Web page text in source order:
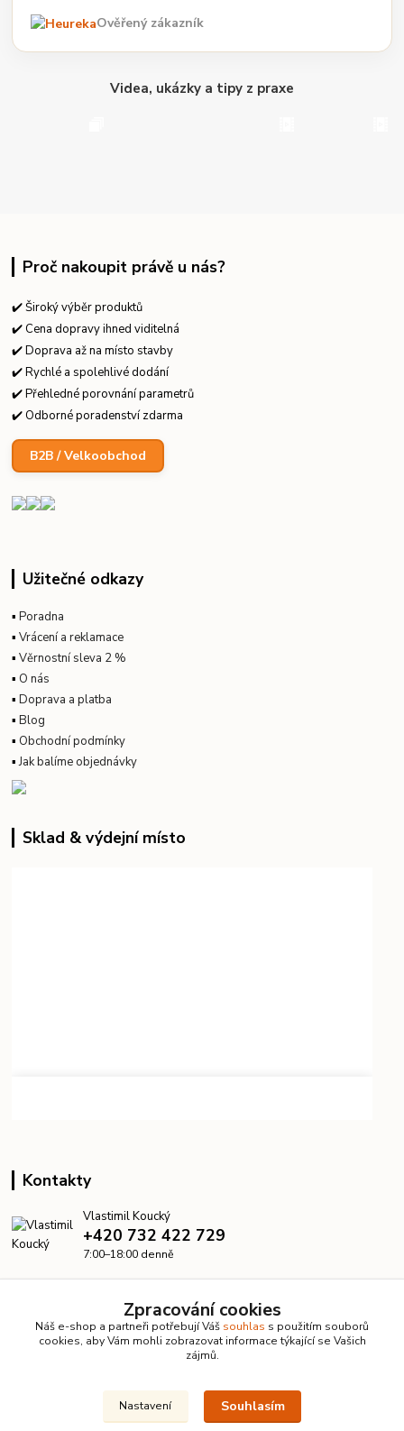
Ověřený zákazník
Videa, ukázky a tipy z praxe
Proč nakoupit právě u nás?
✔️ Široký výběr produktů
✔️ Cena dopravy ihned viditelná
✔️ Doprava až na místo stavby
✔️ Rychlé a spolehlivé dodání
✔️ Přehledné porovnání parametrů
✔️ Odborné poradenství zdarma
B2B / Velkoobchod
Užitečné odkazy
▪Poradna
▪Vrácení a reklamace
▪Věrnostní sleva 2 %
▪ O nás
▪Doprava a platba
▪Blog
▪ Obchodní podmínky
▪Jak balíme objednávky
Sklad & výdejní místo
Kontakty
Vlastimil Koucký
+420 732 422 729
7:00–18:00 denně
© 2026 KanalizaceLevne.cz · Všechna práva vyhrazena ·
Zpracování cookies
Náš e-shop a partneři potřebují Váš souhlas s použitím souborů
cookies, aby Vám mohli zobrazovat informace týkající se Vašich
zájmů.
Nastavení Souhlasím